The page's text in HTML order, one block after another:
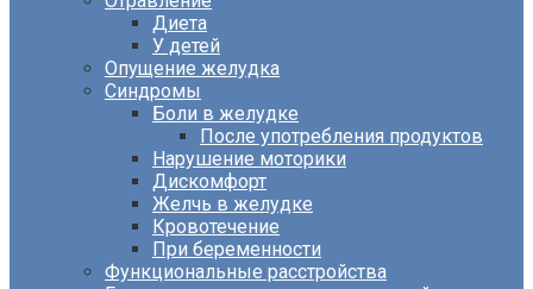
Диета
У детей
Опущение желудка
Синдромы
Боли в желудке
После употребления продуктов
Нарушение моторики
Дискомфорт
Желчь в желудке
Кровотечение
При беременности
Функциональные расстройства